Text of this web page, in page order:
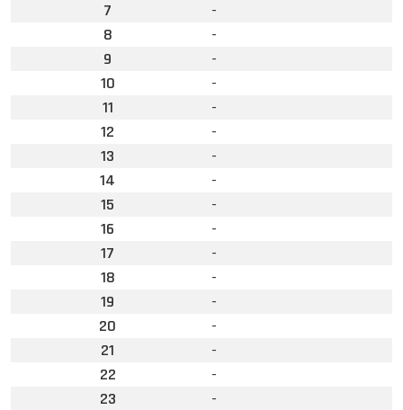
7
-
8
-
9
-
10
-
11
-
12
-
13
-
14
-
15
-
16
-
17
-
18
-
19
-
20
-
21
-
22
-
23
-